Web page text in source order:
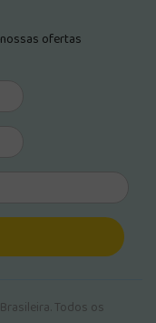
ofertas
Todos os